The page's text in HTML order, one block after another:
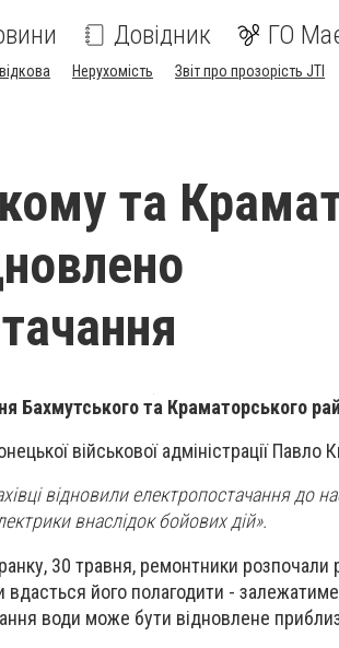
Довідник ГО
Нерухомість Звіт про прозорість JTI
та
Бахмутського та Краматорського
військової адміністрації Павло
відновили електропостачання до
внаслідок бойових дій».
30 травня, ремонтники розпочали
його полагодити - залежатиме
води може бути відновлене